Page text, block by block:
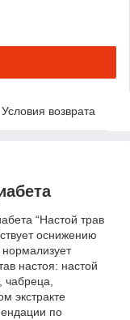
Условия возврата
“Настой трав
оснижению
настоя: настой
чабреца,
экстракте
по